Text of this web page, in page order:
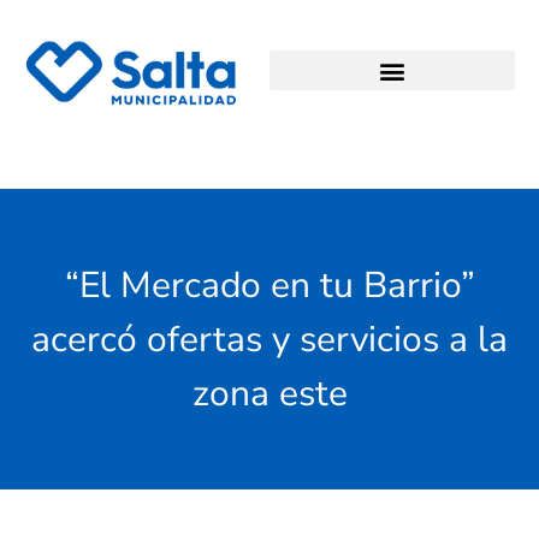
“El Mercado en tu Barrio”
acercó ofertas y servicios a la
zona este